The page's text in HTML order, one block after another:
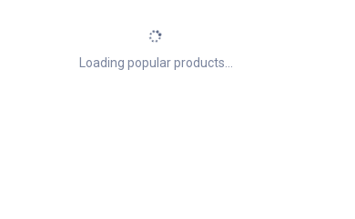
Loading popular products...